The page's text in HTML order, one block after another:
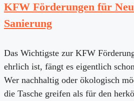
KFW Förderungen für
Sanierung
Das Wichtigste zur KFW
ehrlich ist, fängt es eigentlich
Wer nachhaltig oder ökologisch
die Tasche greifen als für den